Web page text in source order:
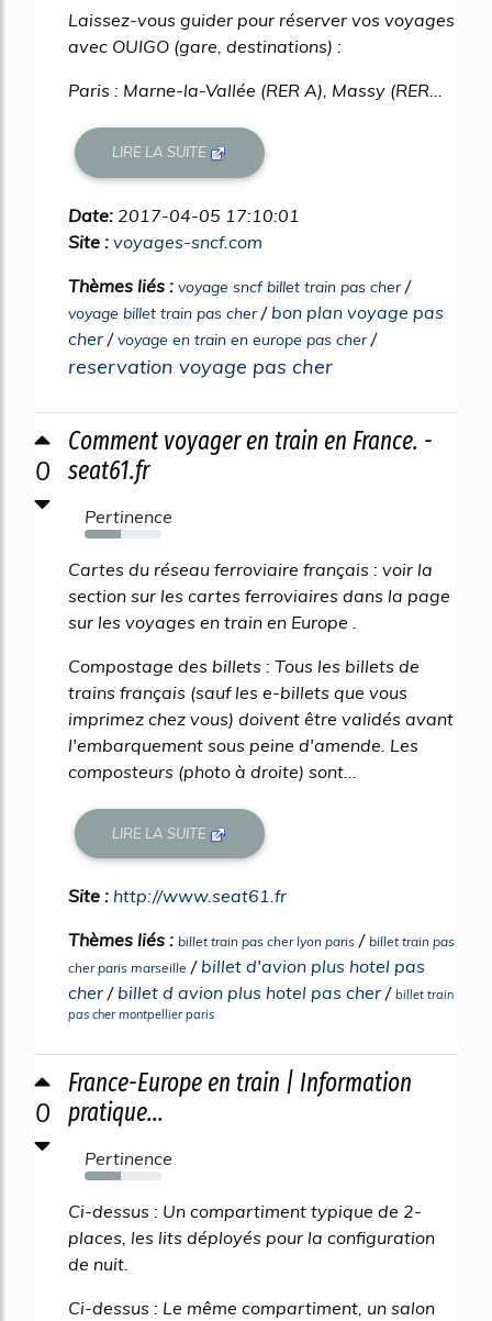
Laissez-vous guider pour réserver vos voyages
avec OUIGO (gare, destinations) :
Paris : Marne-la-Vallée (RER A), Massy (RER...
LIRE LA SUITE
Date: 2017-04-05 17:10:01
Site : voyages-sncf.com
Thèmes liés : voyage sncf billet train pas cher/
voyage billet train pas cher/ bon plan voyage pas
cher /voyage en train en europe pas cher/
reservation voyage pas cher
0
Comment voyager en train en France. -
seat61.fr
Pertinence
47%
Cartes du réseau ferroviaire français : voir la
section sur les cartes ferroviaires dans la page
sur les voyages en train en Europe .
Compostage des billets : Tous les billets de
trains français (sauf les e-billets que vous
imprimez chez vous) doivent être validés avant
l'embarquement sous peine d'amende. Les
composteurs (photo à droite) sont...
LIRE LA SUITE
Site : http://www.seat61.fr
Thèmes liés : billet train pas cher lyon paris / billet train pas
cher paris marseille / billet d'avion plus hotel pas
cher / billet d avion plus hotel pas cher / billet train
pas cher montpellier paris
0
France-Europe en train | Information
pratique...
Pertinence
47%
Ci-dessus : Un compartiment typique de 2-
places, les lits déployés pour la configuration
de nuit.
Ci-dessus : Le même compartiment, un salon